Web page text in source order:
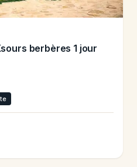
berbères 1 jour